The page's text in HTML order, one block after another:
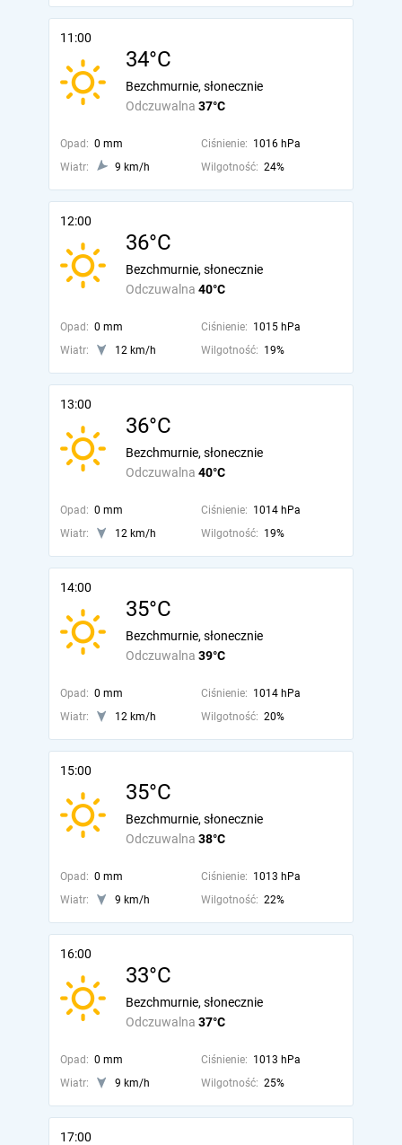
11:00
34°C
Odczuwalna 37°C
Bezchmurnie, słonecznie
Opad: 0 mm Ciśnienie: 1016 hPa
Wiatr:
9 km/h Wilgotność: 24%
12:00
36°C
Odczuwalna 40°C
Bezchmurnie, słonecznie
Opad: 0 mm Ciśnienie: 1015 hPa
Wiatr:
12 km/h Wilgotność: 19%
13:00
36°C
Odczuwalna 40°C
Bezchmurnie, słonecznie
Opad: 0 mm Ciśnienie: 1014 hPa
Wiatr:
12 km/h Wilgotność: 19%
14:00
35°C
Odczuwalna 39°C
Bezchmurnie, słonecznie
Opad: 0 mm Ciśnienie: 1014 hPa
Wiatr:
12 km/h Wilgotność: 20%
15:00
35°C
Odczuwalna 38°C
Bezchmurnie, słonecznie
Opad: 0 mm Ciśnienie: 1013 hPa
Wiatr:
9 km/h Wilgotność: 22%
16:00
33°C
Odczuwalna 37°C
Bezchmurnie, słonecznie
Opad: 0 mm Ciśnienie: 1013 hPa
Wiatr:
9 km/h Wilgotność: 25%
17:00